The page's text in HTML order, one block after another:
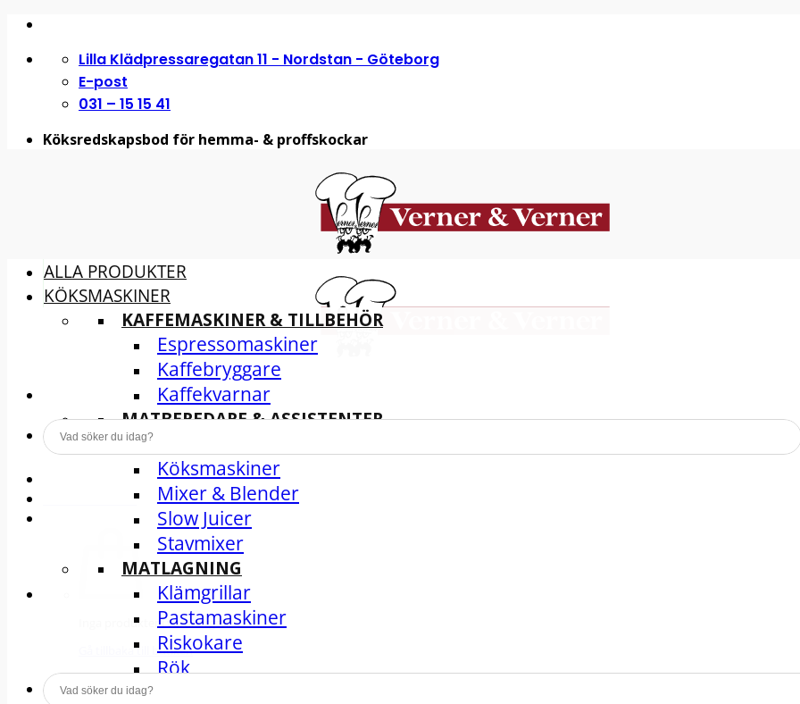
Skip
content
Lilla Klädpressaregatan 11 - Nordstan - Göteborg
E-post
031 – 15 15 41
Köksredskapsbod för hemma- & proffskockar
INSPIRATION
Inga produkter i varukorgen.
Gå tillbaka till butiken
ALLA PRODUKTER
KÖKSMASKINER
KAFFEMASKINER & TILLBEHÖR
Espressomaskiner
Kaffebryggare
Kaffekvarnar
MATBEREDARE & ASSISTENTER
Köksmaskiner
Mixer & Blender
Slow Juicer
Stavmixer
MATLAGNING
Klämgrillar
Pastamaskiner
Riskokare
Rök